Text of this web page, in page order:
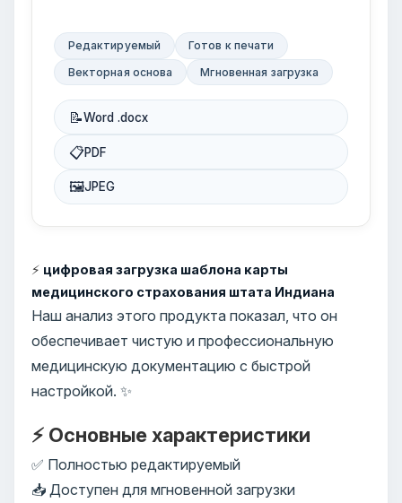
Редактируемый
Готов к печати
Векторная основа
Мгновенная загрузка
📝Word .docx
📋PDF
🖼JPEG
⚡ цифровая загрузка шаблона карты
медицинского страхования штата Индиана
Наш анализ этого продукта показал, что он
обеспечивает чистую и профессиональную
медицинскую документацию с быстрой
настройкой. ✨
⚡ Основные характеристики
✅ Полностью редактируемый
📥 Доступен для мгновенной загрузки